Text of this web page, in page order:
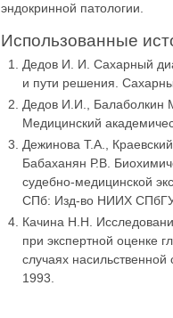
эндокринной патологии.
Использованные
Дедов И. И. Сахарный
и пути решения.
Дедов И.И., Балаболкин
Медицинский
Дежинова Т.А.,
Бабаханян Р.В.
судебно-медицинской
СПб: Изд-во НИИХ
Качина Н.Н.
при экспертной оценке
случаях
1993.